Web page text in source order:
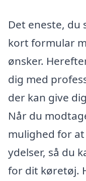
Det eneste, du
kort formular
ønsker.
dig med
der kan give
Når du
mulighed for
ydelser, så du
for dit køretøj.